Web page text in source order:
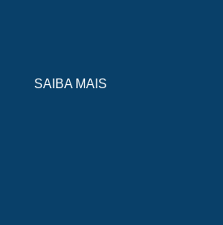
SAIBA MAIS